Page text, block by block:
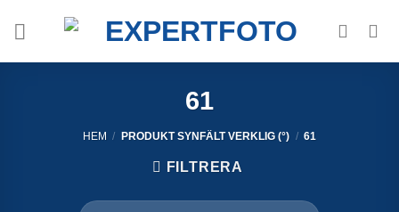
61
HEM / PRODUKT SYNFÄLT VERKLIG (°) / 61
FILTRERA